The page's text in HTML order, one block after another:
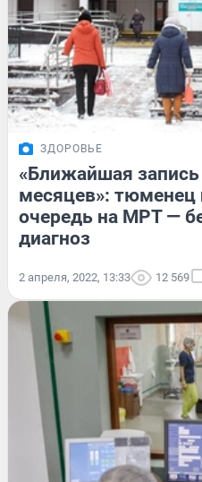
ЗДОРОВЬЕ
«Ближайшая
месяцев»: тюменец
очередь на МРТ —
диагноз
2 апреля, 2022, 13:33 12 569